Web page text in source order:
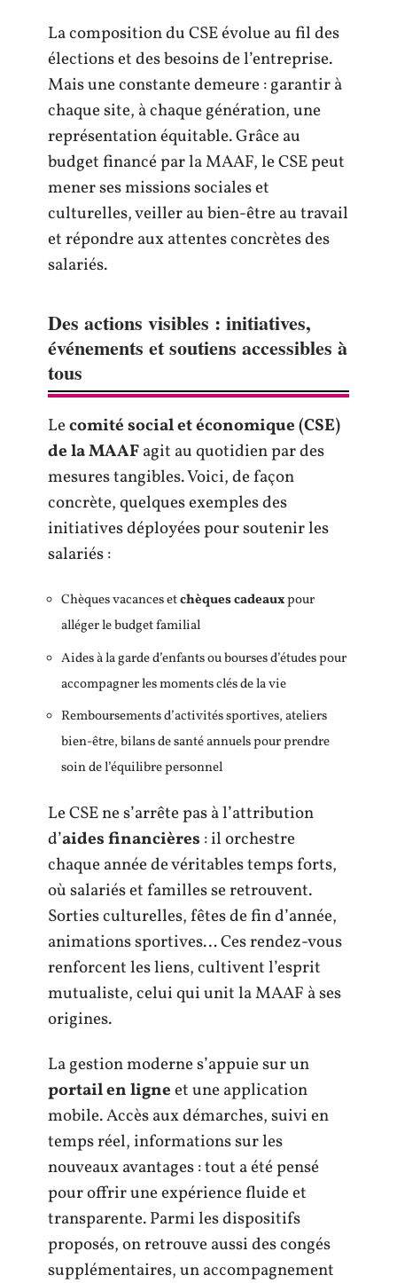
La composition du CSE évolue au fil des
élections et des besoins de l’entreprise.
Mais une constante demeure : garantir à
chaque site, à chaque génération, une
représentation équitable. Grâce au
budget financé par la MAAF, le CSE peut
mener ses missions sociales et
culturelles, veiller au bien-être au travail
et répondre aux attentes concrètes des
salariés.
Des actions visibles : initiatives,
événements et soutiens accessibles à
tous
Lecomité social et économique (CSE)
de la MAAFagit au quotidien par des
mesures tangibles. Voici, de façon
concrète, quelques exemples des
initiatives déployées pour soutenir les
salariés :
Chèques vacances etchèques cadeauxpour
alléger le budget familial
Aides à la garde d’enfants ou bourses d’études pour
accompagner les moments clés de la vie
Remboursements d’activités sportives, ateliers
bien-être, bilans de santé annuels pour prendre
soin de l’équilibre personnel
Le CSE ne s’arrête pas à l’attribution
d’aides financières : il orchestre
chaque année de véritables temps forts,
où salariés et familles se retrouvent.
Sorties culturelles, fêtes de fin d’année,
animations sportives… Ces rendez-vous
renforcent les liens, cultivent l’esprit
mutualiste, celui qui unit la MAAF à ses
origines.
La gestion moderne s’appuie sur un
portail en ligneet une application
mobile. Accès aux démarches, suivi en
temps réel, informations sur les
nouveaux avantages : tout a été pensé
pour offrir une expérience fluide et
transparente. Parmi les dispositifs
proposés, on retrouve aussi des congés
supplémentaires, un accompagnement